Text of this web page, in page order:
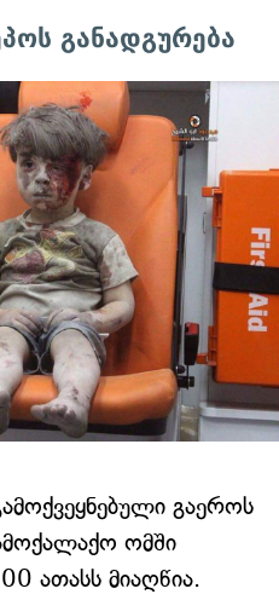
განადგურება
გაეროს
ომში
ათასს მიაღწია.